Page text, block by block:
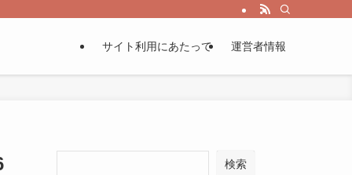
サイト利用にあたって 運営者情報
検索